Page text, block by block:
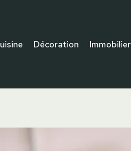
Décoration Immobilier